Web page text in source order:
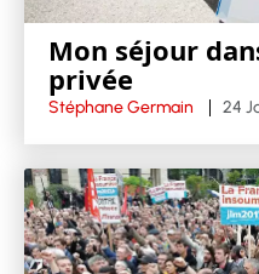
Mon séjour
privée
Stéphane Germain 24